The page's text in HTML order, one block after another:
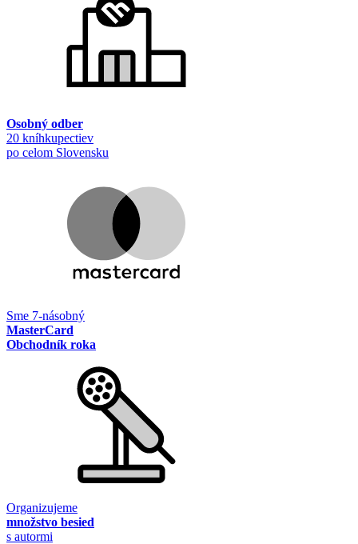
Osobný odber
20 kníhkupectiev
po celom Slovensku
Sme 7-násobný
MasterCard
Obchodník roka
Organizujeme
množstvo besied
s autormi